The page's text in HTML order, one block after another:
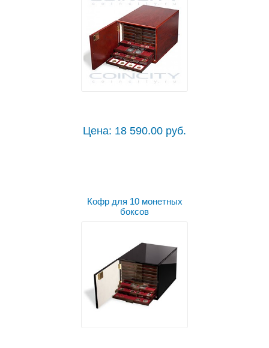
Цена: 18 590.00 руб.
Кофр для 10 монетных
боксов